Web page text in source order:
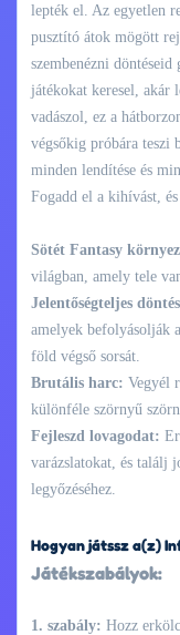
lepték el. Az egyetlen
pusztító átok mögött
szembenézni
játékokat keresel, akár
vadászol, ez a
végsőkig próbára teszi
minden lendítése és
Fogadd el a kihívást,
Sötét Fantasy
világban, amely tele
Jelentőségteljes
amelyek befolyásolják
föld végső sorsát.
Brutális harc: Vegyél
különféle szörnyű
Fejleszd lovagodat:
varázslatokat, és találj
legyőzéséhez.
Hogyan játssz a(z)
Játékszabályok:
1. szabály: Hozz